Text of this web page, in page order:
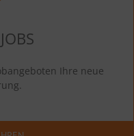
Ihre neue